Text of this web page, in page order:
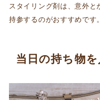
スタイリング剤は、意外と
持参するのがおすすめです。
当日の持ち物